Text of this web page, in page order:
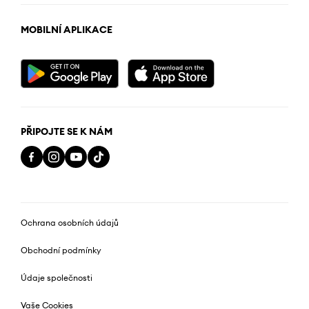
MOBILNÍ APLIKACE
PŘIPOJTE SE K NÁM
Ochrana osobních údajů
Obchodní podmínky
Údaje společnosti
Vaše Cookies